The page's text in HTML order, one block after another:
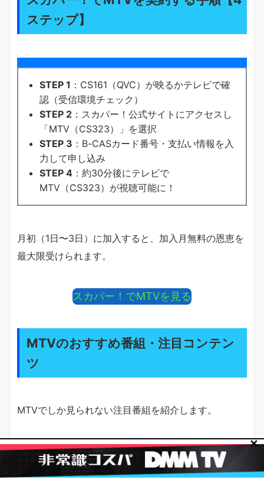
ステップ】
STEP 1 ：CS161（QVC）が映るかテレビで確
認（受信環境チェック）
STEP 2 ：スカパー！公式サイトにアクセスし
「MTV（CS323）」を選択
STEP 3 ：B-CASカード番号・支払い情報を入
力して申し込み
STEP 4 ：約30分後にテレビで
MTV（CS323）が視聴可能に！
月初（1日〜3日）に加入すると、加入月無料の恩恵を
最大限受けられます。
スカパー！でMTVを見る
MTVのおすすめ番組・注目コンテン
ツ
MTVでしか見られない注目番組を紹介します。
MTV Video Music Awards（VMA） ✕